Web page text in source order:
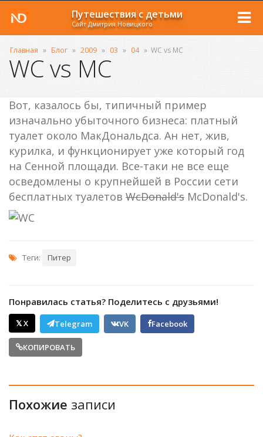
Путешествия с детьми
Сайт Дмитрия Новицкого
Главная » Блог » 2009 » 03 » 04 » WC vs MC
WC vs MC
Вот, казалось бы, типичный пример
изначально убыточного бизнеса: платный
туалет около МакДональдса. Ан нет, жив,
курилка, и функционирует уже который год
на Сенной площади. Все-таки не все еще
осведомлены о крупнейшей в России сети
бесплатных туалетов WcDonald's McDonald's.
Теги: Питер
Понравилась статья? Поделитесь с друзьями!
𝕏 X Telegram VK Facebook
КОПИРОВАТЬ
Похожие записи